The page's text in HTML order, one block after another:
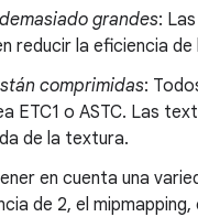
grandes:
reducir la eficiencia de
comprimidas:
ETC1 o ASTC. Las
de la textura.
en cuenta una
de 2, el